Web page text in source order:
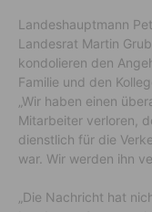
Landeshauptmann
Landesrat Martin
kondolieren den
Familie und den
„Wir haben einen
Mitarbeiter verloren,
dienstlich für die
war. Wir werden ihn
„Die Nachricht hat